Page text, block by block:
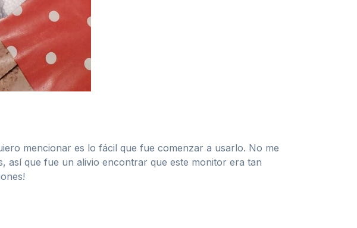
mencionar es lo fácil que fue comenzar a usarlo. No me
así que fue un alivio encontrar que este monitor era tan